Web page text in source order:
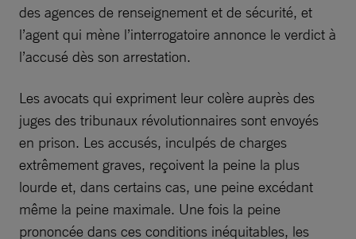
des agences de renseignement et de sécurité, et
l’agent qui mène l’interrogatoire annonce le verdict à
l’accusé dès son arrestation.
Les avocats qui expriment leur colère auprès des
juges des tribunaux révolutionnaires sont envoyés
en prison. Les accusés, inculpés de charges
extrêmement graves, reçoivent la peine la plus
lourde et, dans certains cas, une peine excédant
même la peine maximale. Une fois la peine
prononcée dans ces conditions inéquitables, les